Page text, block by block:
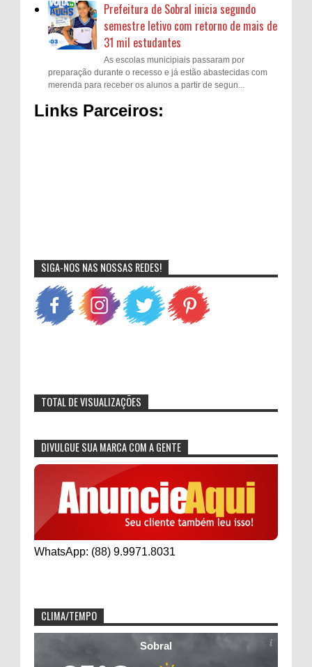
Prefeitura de Sobral inicia segundo
semestre letivo com retorno de mais de
31 mil estudantes
As escolas municipiais passaram por
preparação durante o recesso e já estão abastecidas com
merenda para receber os alunos a partir de segun...
Links Parceiros:
SIGA-NOS NAS NOSSAS REDES!
TOTAL DE VISUALIZAÇÕES
DIVULGUE SUA MARCA COM A GENTE
WhatsApp: (88) 9.9971.8031
CLIMA/TEMPO
Sobral